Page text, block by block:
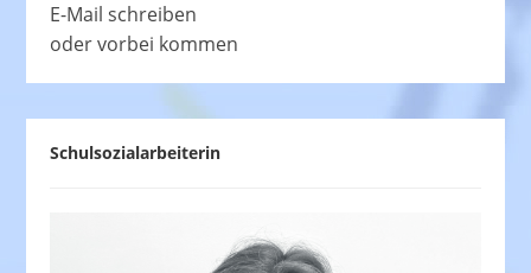
E-Mail schreiben
oder vorbei kommen
Schulsozialarbeiterin